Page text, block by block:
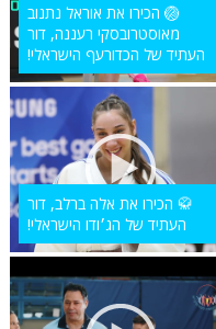
🏐 הכירו את אוראל נתנוב
מאוסטרובסקי רעננה, דור
העתיד של הכדורעף הישראלי!
🥋 הכירו את אלה ברלב, דור
העתיד של הג׳ודו הישראלי!